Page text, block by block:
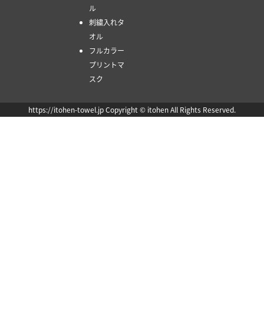
ル
刺繍入れタ
オル
フルカラー
プリントマ
スク
https://itohen-towel.jp Copyright © itohen All Rights Reserved.